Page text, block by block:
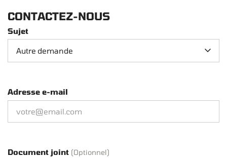
CONTACTEZ-NOUS
Sujet
Adresse e-mail
Document joint (Optionnel)